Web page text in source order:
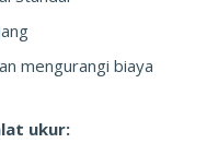
mengurangi biaya
ukur: